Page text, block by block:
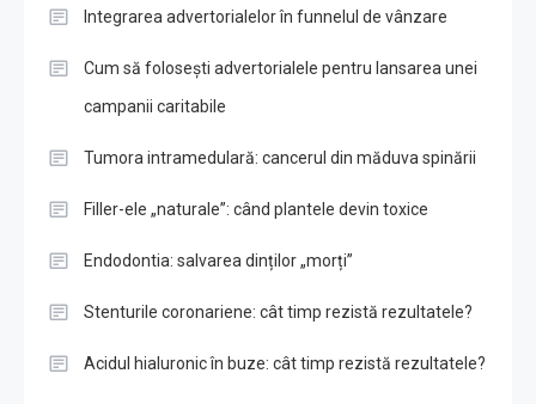
Integrarea advertorialelor în funnelul de vânzare
Cum să folosești advertorialele pentru lansarea unei
campanii caritabile
Tumora intramedulară: cancerul din măduva spinării
Filler-ele „naturale”: când plantele devin toxice
Endodontia: salvarea dinților „morți”
Stenturile coronariene: cât timp rezistă rezultatele?
Acidul hialuronic în buze: cât timp rezistă rezultatele?